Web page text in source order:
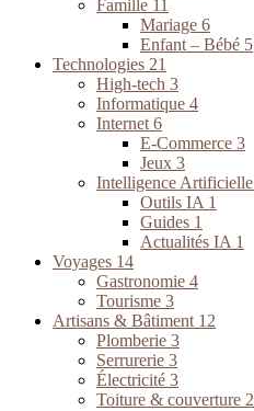
Famille 11
Mariage 6
Enfant – Bébé 5
Technologies 21
High-tech 3
Informatique 4
Internet 6
E-Commerce 3
Jeux 3
Intelligence Artificielle
Outils IA 1
Guides 1
Actualités IA 1
Voyages 14
Gastronomie 4
Tourisme 3
Artisans & Bâtiment 12
Plomberie 3
Serrurerie 3
Électricité 3
Toiture & couverture 2